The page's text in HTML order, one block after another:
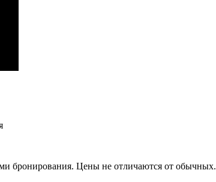
бронирования. Цены не отличаются от обычных.